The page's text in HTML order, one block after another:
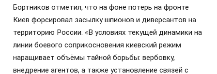
Бортников отметил, что на фоне потерь на фронте
Киев форсировал засылку шпионов и диверсантов на
территорию России. «В условиях текущей динамики на
линии боевого соприкосновения киевский режим
наращивает объёмы тайной борьбы: вербовку,
внедрение агентов, а также установление связей с